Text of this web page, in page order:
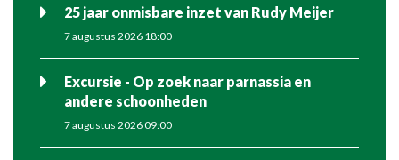
25 jaar onmisbare inzet van Rudy Meijer
7 augustus 2026 18:00
Excursie - Op zoek naar parnassia en
andere schoonheden
7 augustus 2026 09:00